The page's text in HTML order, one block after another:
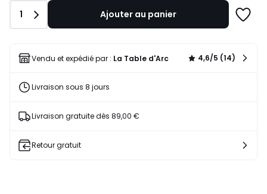
Quantité
1 Ajouter au panier
liste
Vendu et expédié par : La Table d'Arc 4,6/5 (14)
Livraison sous 8 jours
Livraison gratuite dès 89,00 €
Retour gratuit